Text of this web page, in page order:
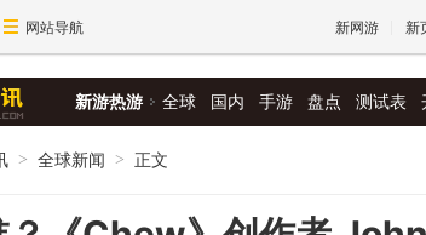
网站导航 新网游 新
新游热游 全球 国内 手游 盘点 测试表
> 全球新闻 > 正文